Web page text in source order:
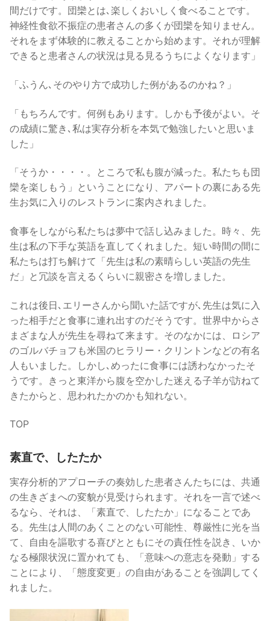
間だけです。団欒とは､楽しくおいしく食べることです。
神経性食欲不振症の患者さんの多くが団欒を知りません。
それをまず体験的に教えることから始めます。それが理解
できると患者さんの状況は見る見るうちによくなります」
「ふうん､そのやり方で成功した例があるのかね？」
「もちろんです。何例もあります。しかも予後がよい。そ
の成績に驚き､私は実存分析を本気で勉強したいと思いま
した」
「そうか・・・・。ところで私も腹が減った。私たちも団
欒を楽しもう」ということになり、アパートの裏にある先
生お気に入りのレストランに案内されました。
食事をしながら私たちは夢中で話し込みました。時々、先
生は私の下手な英語を直してくれました。短い時間の間に
私たちは打ち解けて「先生は私の素晴らしい英語の先生
だ」と冗談を言えるくらいに親密さを増しました。
これは後日､エリーさんから聞いた話ですが､先生は気に入
った相手だと食事に連れ出すのだそうです。世界中からさ
まざまな人が先生を尋ねて来ます。そのなかには、ロシア
のゴルバチョフも米国のヒラリー・クリントンなどの有名
人もいました。しかし､めったに食事には誘わなかったそ
うです。きっと東洋から腹を空かした迷える子羊が訪ねて
きたからと、思われたかのかも知れない。
TOP
素直で、したたか
実存分析的アプローチの奏効した患者さんたちには、共通
の生きざまへの変貌が見受けられます。それを一言で述べ
るなら、それは、「素直で、したたか」になることであ
る。先生は人間のあくことのない可能性、尊厳性に光を当
て、自由を謳歌する喜びとともにその責任性を説き、いか
なる極限状況に置かれても、「意味への意志を発動」する
ことにより、「態度変更」の自由があることを強調してく
れました。